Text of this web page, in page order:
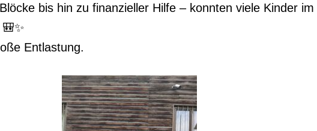
bis hin zu finanzieller Hilfe – konnten viele Kinder
Entlastung.